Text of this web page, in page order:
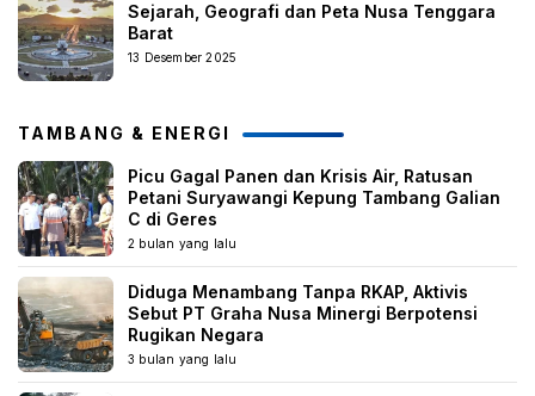
Sejarah, Geografi dan Peta Nusa Tenggara
Barat
13 Desember 2025
TAMBANG & ENERGI
Picu Gagal Panen dan Krisis Air, Ratusan
Petani Suryawangi Kepung Tambang Galian
C di Geres
2 bulan yang lalu
Diduga Menambang Tanpa RKAP, Aktivis
Sebut PT Graha Nusa Minergi Berpotensi
Rugikan Negara
3 bulan yang lalu